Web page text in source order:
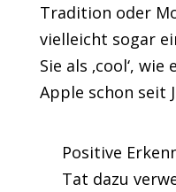
Tradition oder
vielleicht sogar
Sie als ‚cool‘,
Apple schon seit
Positive
Tat dazu